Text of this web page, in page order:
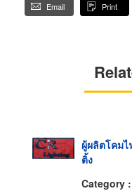
Email Print
ผู้ผลิตโคม
ติ้ง
Category :